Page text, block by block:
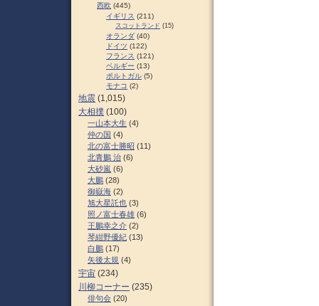
西欧 (445)
イギリス (211)
スコットランド (15)
オランダ (40)
ドイツ (122)
フランス (121)
ベルギー (13)
ポルトガル (5)
モナコ (2)
地震 (1,015)
大相撲 (100)
一山本大生 (4)
仲の国 (4)
北の富士勝昭 (11)
北青鵬 治 (6)
大砂嵐 (6)
大鵬 (28)
御嶽海 (2)
旭大星託也 (3)
照ノ富士春雄 (6)
王鵬幸之介 (2)
琴紺野優紀 (13)
白鵬 (17)
矢後太規 (4)
宇宙 (234)
川柳コーナー (235)
俳句会 (20)